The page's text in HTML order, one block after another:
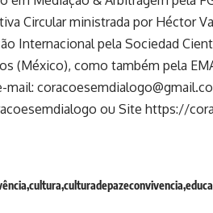
Circular ministrada por Héctor
Internacional pela Sociedad
(México), como também pela
mail:
ou Site https://
cultura culturadepazeconvivencia